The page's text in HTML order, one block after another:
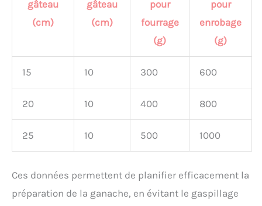
gâteau
(cm)
gâteau
(cm)
pour
fourrage
(g)
pour
enrobage
(g)
15 10 300 600
20 10 400 800
25 10 500 1000
Ces données permettent de planifier efficacement la
préparation de la ganache, en évitant le gaspillage